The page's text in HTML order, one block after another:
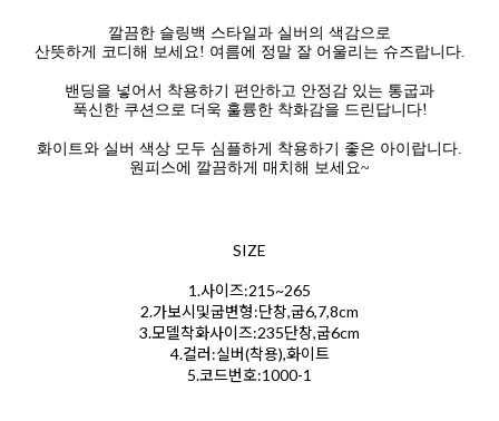
깔끔한 슬링백 스타일과 실버의 색감으로
산뜻하게 코디해 보세요! 여름에 정말 잘 어울리는 슈즈랍니다.
밴딩을 넣어서 착용하기 편안하고 안정감 있는 통굽과
푹신한 쿠션으로 더욱 훌륭한 착화감을 드린답니다!
화이트와 실버 색상 모두 심플하게 착용하기 좋은 아이랍니다.
원피스에 깔끔하게 매치해 보세요~
SIZE
1.사이즈:215~265
2.가보시및굽변형:단창,굽6,7,8cm
3.모델착화사이즈:235단창,굽6cm
4.컬러:실버(착용),화이트
5.코드번호:1000-1